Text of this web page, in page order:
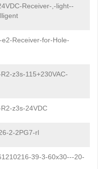
Receiver-,-light--
Receiver-for-Hole-
z3s-115+230VAC-
z3s-24VDC
2-2PG7-rl
39-3-60x30---20-